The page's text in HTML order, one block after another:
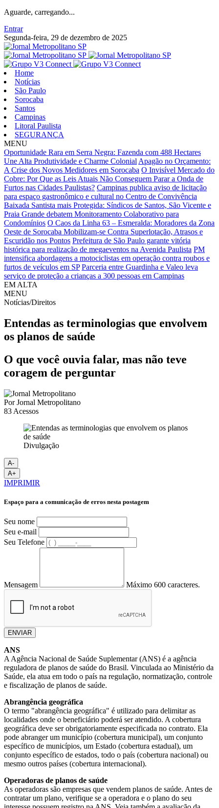
Aguarde, carregando...
Entrar
Segunda-feira, 29 de dezembro de 2025
Home
Notícias
São Paulo
Sorocaba
Santos
Campinas
Litoral Paulista
SEGURANÇA
MENU
Oportunidade Rara em Serra Negra: Fazenda com 488 Hectares
Une Alta Produtividade e Charme Colonial Apagão no Orçamento:
A Crise dos Novos Medidores em Sorocaba O Invisível Mercado do
Cobre: Por Que as Leis Atuais Não Conseguem Parar a Onda de
Furtos nas Cidades Paulistas? Campinas publica aviso de licitação
para espaço gastronômico e cultural no Centro de Convivência
Baixada Santista mais Protegida: Síndicos de Santos, São Vicente e
Praia Grande debatem Monitoramento Colaborativo para
Condomínios O Caos da Linha 63 – Esmeralda: Moradores da Zona
Oeste de Sorocaba Mobilizam-se Contra Superlotação, Atrasos e
Escuridão nos Pontos Prefeitura de São Paulo garante vitória
histórica para realização de megaeventos na Avenida Paulista PM
intensifica abordagens a motociclistas em operação contra roubos e
furtos de veículos em SP Parceria entre Guardinha e Valeo leva
serviço de proteção a crianças a 300 pessoas em Campinas
EM ALTA
MENU
Notícias/Direitos
Entendas as terminologias que envolvem
os planos de saúde
O que você ouvia falar, mas não teve
coragem de perguntar
PorJornal Metropolitano
83 Acessos
Divulgação
A-
A+
IMPRIMIR
Espaço para a comunicação de erros nesta postagem
Seu nome
Seu e-mail
Seu Telefone
Mensagem Máximo 600 caracteres.
ENVIAR
ANS
A Agência Nacional de Saúde Suplementar (ANS) é a agência
reguladora de planos de saúde do Brasil. Vinculada ao Ministério da
Saúde, ela atua em todo o país na regulação, normatização, controle
e fiscalização de planos de saúde.
Abrangência geográfica
O termo "abrangência geográfica" é utilizado para delimitar as
localidades onde o beneficiário poderá ser atendido. A cobertura
geográfica deve ser obrigatoriamente especificada no contrato. Ela
pode abranger um município (cobertura municipal), um conjunto
específico de municípios, um Estado (cobertura estadual), um
conjunto específico de estados, todo o país (cobertura nacional) ou
mesmo outros países (cobertura internacional).
Operadoras de planos de saúde
As operadoras são empresas que vendem planos de saúde. Antes de
contratar um plano, verifique se a operadora e o plano do seu